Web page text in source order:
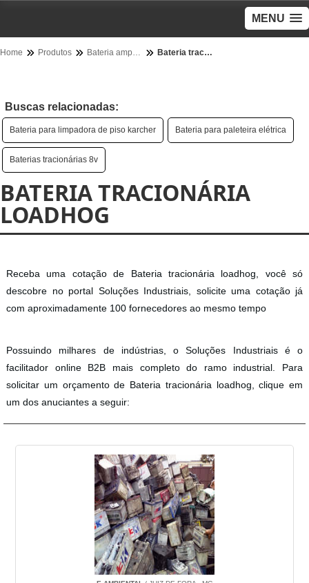
MENU
Home Produtos Bateria amperes - Categoria Bateria tracionária loadhog
Buscas relacionadas:
Bateria para limpadora de piso karcher Bateria para paleteira elétrica
Baterias tracionárias 8v
BATERIA TRACIONÁRIA
LOADHOG
Receba uma cotação de Bateria tracionária loadhog, você só
descobre no portal Soluções Industriais, solicite uma cotação já
com aproximadamente 100 fornecedores ao mesmo tempo
Possuindo milhares de indústrias, o Soluções Industriais é o
facilitador online B2B mais completo do ramo industrial. Para
solicitar um orçamento de Bateria tracionária loadhog, clique em
um dos anuciantes a seguir: